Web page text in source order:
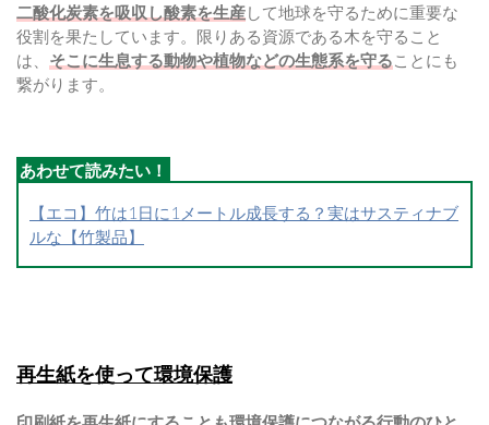
二酸化炭素を吸収し酸素を生産して地球を守るために重要な
役割を果たしています。限りある資源である木を守ること
は、 そこに生息する動物や植物などの生態系を守ることにも
繋がります。
【エコ】竹は1日に1メートル成長する？実はサスティナブ
ルな【竹製品】
再生紙を使って環境保護